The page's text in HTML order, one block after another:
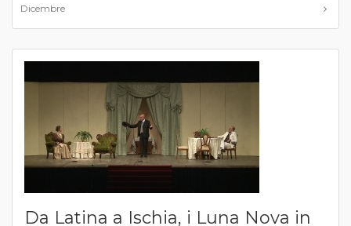
Dicembre
Da Latina a Ischia, i Luna Nova in